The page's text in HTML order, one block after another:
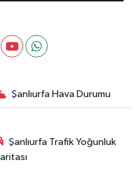
Şanlıurfa Hava Durumu
Şanlıurfa Trafik Yoğunluk